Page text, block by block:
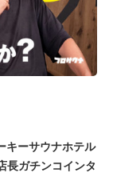
キーサウナホテル
長ガチンコインタ